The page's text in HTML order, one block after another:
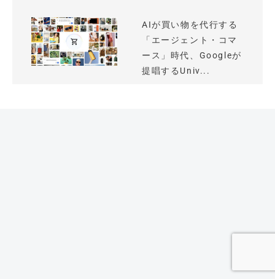
AIが買い物を代行する
「エージェント・コマ
ース」時代、Googleが
提唱するUniv...